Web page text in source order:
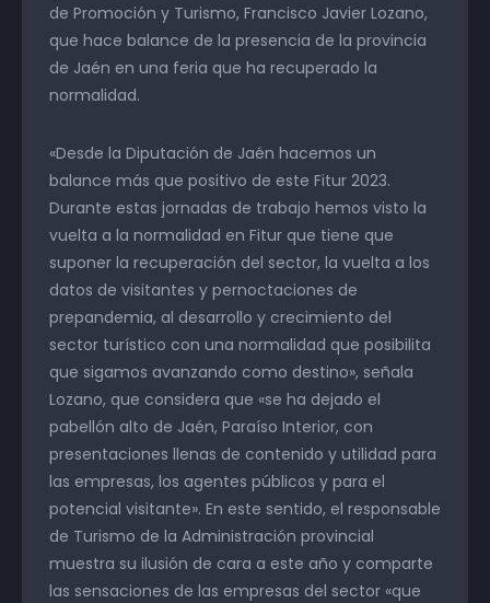
de Promoción y Turismo, Francisco Javier Lozano,
que hace balance de la presencia de la provincia
de Jaén en una feria que ha recuperado la
normalidad.
«Desde la Diputación de Jaén hacemos un
balance más que positivo de este Fitur 2023.
Durante estas jornadas de trabajo hemos visto la
vuelta a la normalidad en Fitur que tiene que
suponer la recuperación del sector, la vuelta a los
datos de visitantes y pernoctaciones de
prepandemia, al desarrollo y crecimiento del
sector turístico con una normalidad que posibilita
que sigamos avanzando como destino», señala
Lozano, que considera que «se ha dejado el
pabellón alto de Jaén, Paraíso Interior, con
presentaciones llenas de contenido y utilidad para
las empresas, los agentes públicos y para el
potencial visitante». En este sentido, el responsable
de Turismo de la Administración provincial
muestra su ilusión de cara a este año y comparte
las sensaciones de las empresas del sector «que